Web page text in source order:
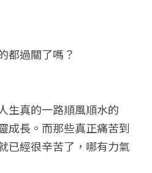
都過關了嗎？
生真的一路順風順水的
成長。而那些真正痛苦到
已經很辛苦了，哪有力氣